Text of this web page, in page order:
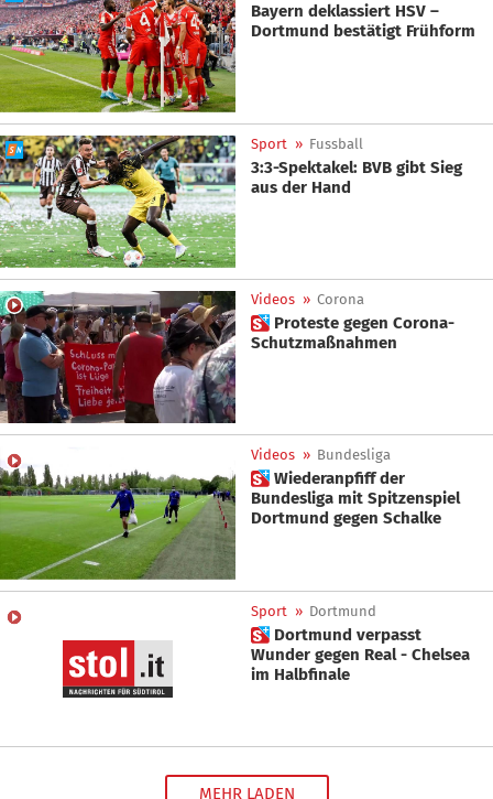
Bayern deklassiert HSV –
Dortmund bestätigt Frühform
Sport » Fussball
3:3-Spektakel: BVB gibt Sieg
aus der Hand
Videos » Corona
 Proteste gegen Corona-
Schutzmaßnahmen
Videos » Bundesliga
 Wiederanpfiff der
Bundesliga mit Spitzenspiel
Dortmund gegen Schalke
Sport » Dortmund
 Dortmund verpasst
Wunder gegen Real - Chelsea
im Halbfinale
MEHR LADEN